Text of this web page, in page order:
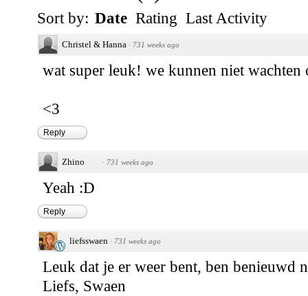
Sort by: Date Rating Last Activity
Christel & Hanna · 731 weeks ago
wat super leuk! we kunnen niet
<3
Reply
Zhino · 731 weeks ago
Yeah :D
Reply
liefsswaen · 731 weeks ago
Leuk dat je er weer bent, ben benieuwd
Liefs, Swaen